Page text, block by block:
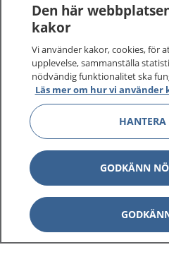
1177 på flera språk
Om 1177
Kontakt
Behandling av personuppgifter
Hantering av kakor
Den här
kakor
Vi använder kakor, cookies, för
upplevelse, sammanställa
nödvändig funktionalitet ska
Läs mer om hur vi använder
HANTERA
GODKÄNN